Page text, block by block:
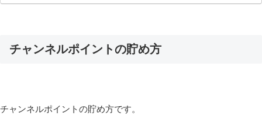
チャンネルポイントの貯め方
チャンネルポイントの貯め方です。